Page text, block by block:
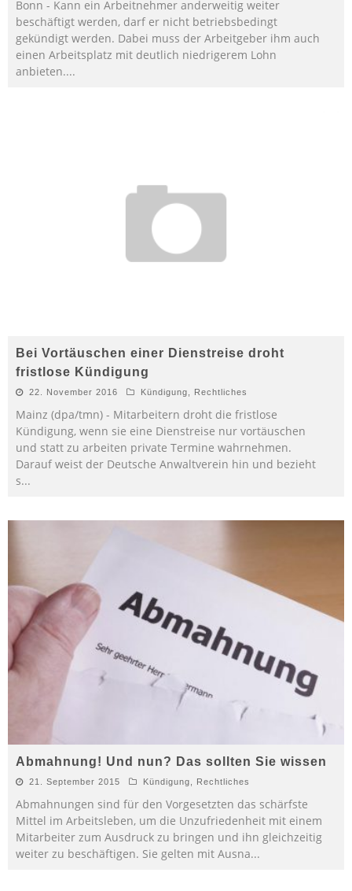
Bonn - Kann ein Arbeitnehmer anderweitig weiter
beschäftigt werden, darf er nicht betriebsbedingt
gekündigt werden. Dabei muss der Arbeitgeber ihm auch
einen Arbeitsplatz mit deutlich niedrigerem Lohn
anbieten....
Bei Vortäuschen einer Dienstreise droht
fristlose Kündigung
22. November 2016 Kündigung Rechtliches
Mainz (dpa/tmn) - Mitarbeitern droht die fristlose
Kündigung, wenn sie eine Dienstreise nur vortäuschen
und statt zu arbeiten private Termine wahrnehmen.
Darauf weist der Deutsche Anwaltverein hin und bezieht
s...
Abmahnung! Und nun? Das sollten Sie wissen
21. September 2015 Kündigung Rechtliches
Abmahnungen sind für den Vorgesetzten das schärfste
Mittel im Arbeitsleben, um die Unzufriedenheit mit einem
Mitarbeiter zum Ausdruck zu bringen und ihn gleichzeitig
weiter zu beschäftigen. Sie gelten mit Ausna...